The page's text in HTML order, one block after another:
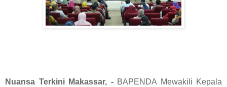
Nuansa Terkini Makassar, - BAPENDA Mewakili Kepala